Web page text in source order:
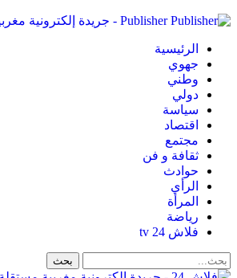
Publisher - جريدة إلكترونية مغربية مستقلة
الرئيسية
جهوي
وطني
دولي
سياسة
اقتصاد
مجتمع
ثقافة و فن
حوادث
الرأي
المرأة
رياضة
فلاش 24 tv